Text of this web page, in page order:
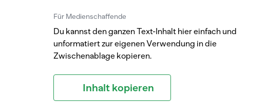
Für Medienschaffende
Du kannst den ganzen Text-Inhalt hier einfach und
unformatiert zur eigenen Verwendung in die
Zwischenablage kopieren.
Inhalt kopieren